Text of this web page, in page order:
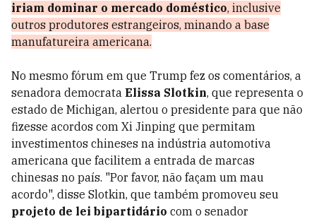
iriam dominar o mercado doméstico, inclusive
outros produtores estrangeiros, minando a base
manufatureira americana.
No mesmo fórum em que Trump fez os comentários, a
senadora democrata Elissa Slotkin, que representa o
estado de Michigan, alertou o presidente para que não
fizesse acordos com Xi Jinping que permitam
investimentos chineses na indústria automotiva
americana que facilitem a entrada de marcas
chinesas no país. "Por favor, não façam um mau
acordo", disse Slotkin, que também promoveu seu
projeto de lei bipartidário com o senador